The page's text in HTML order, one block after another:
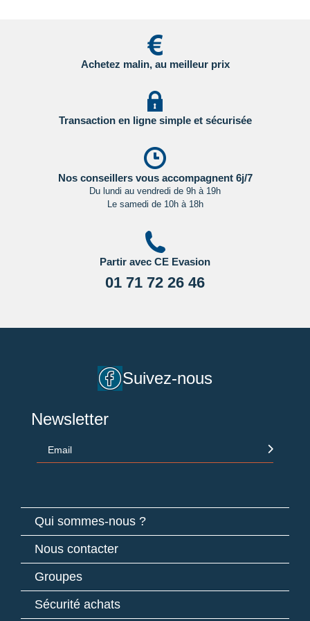
Pour les passagers binationaux ou de nationalité étrangère
il est préférable de vous rapprocher du consulat ou de
Les formalités administratives et sanitaires étant
susceptibles de changer entre votre réservation et votre
régulièrement le site du ministère des affaires étrangères en
Achetez malin, au meilleur prix
Transaction en ligne simple et sécurisée
Nos conseillers vous accompagnent 6j/7
Du lundi au vendredi de 9h à 19h
Le samedi de 10h à 18h
Partir avec CE Evasion
01 71 72 26 46
Suivez-nous
Newsletter
Email
Qui sommes-nous ?
Nous contacter
Groupes
Sécurité achats